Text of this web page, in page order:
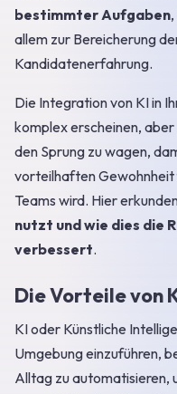
bestimmter Aufgaben
allem zur Bereicherung
Kandidatenerfahrung.
Die Integration von KI in
komplex erscheinen,
den Sprung zu wagen,
vorteilhaften Gewohnheit
Teams wird. Hier
nutzt und wie dies die
verbessert.
Die Vorteile von
KI oder Künstliche
Umgebung einzuführen,
Alltag zu automatisieren,